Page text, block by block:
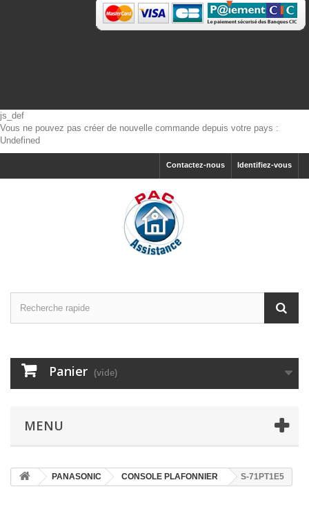
js_def
Vous ne pouvez pas créer de nouvelle commande depuis votre pays :
Undefined
Identifiez-vous
Contactez-nous
Panier (vide)
MENU
PANASONIC CONSOLE PLAFONNIER S-71PT1E5